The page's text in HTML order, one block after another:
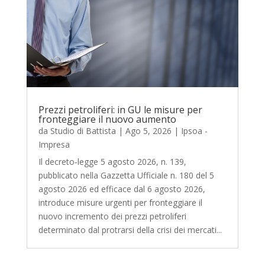
Prezzi petroliferi: in GU le misure per
fronteggiare il nuovo aumento
da Studio di Battista | Ago 5, 2026 | Ipsoa -
Impresa
Il decreto‑legge 5 agosto 2026, n. 139,
pubblicato nella Gazzetta Ufficiale n. 180 del 5
agosto 2026 ed efficace dal 6 agosto 2026,
introduce misure urgenti per fronteggiare il
nuovo incremento dei prezzi petroliferi
determinato dal protrarsi della crisi dei mercati...